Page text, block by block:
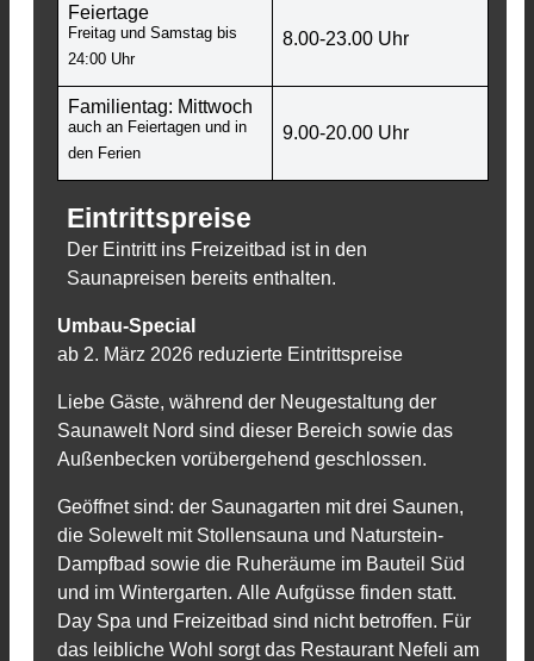
Feiertage
Freitag und Samstag bis
24:00 Uhr
8.00-23.00 Uhr
Familientag: Mittwoch
auch an Feiertagen und in
den Ferien
9.00-20.00 Uhr
Eintrittspreise
Der Eintritt ins Freizeitbad ist in den
Saunapreisen bereits enthalten.
Umbau-Special
ab 2. März 2026 reduzierte Eintrittspreise
Liebe Gäste, während der Neugestaltung der
Saunawelt Nord sind dieser Bereich sowie das
Außenbecken vorübergehend geschlossen.
Geöffnet sind: der Saunagarten mit drei Saunen,
die Solewelt mit Stollensauna und Naturstein-
Dampfbad sowie die Ruheräume im Bauteil Süd
und im Wintergarten. Alle Aufgüsse finden statt.
Day Spa und Freizeitbad sind nicht betroffen. Für
das leibliche Wohl sorgt das Restaurant Nefeli am